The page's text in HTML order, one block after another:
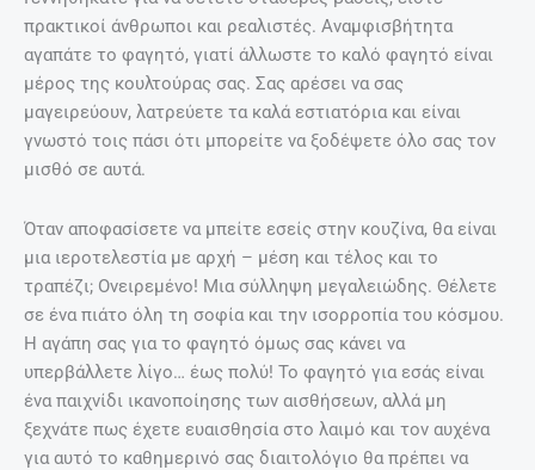
πρακτικοί άνθρωποι και ρεαλιστές. Αναμφισβήτητα
αγαπάτε το φαγητό, γιατί άλλωστε το καλό φαγητό είναι
μέρος της κουλτούρας σας. Σας αρέσει να σας
μαγειρεύουν, λατρεύετε τα καλά εστιατόρια και είναι
γνωστό τοις πάσι ότι μπορείτε να ξοδέψετε όλο σας τον
μισθό σε αυτά.
Όταν αποφασίσετε να μπείτε εσείς στην κουζίνα, θα είναι
μια ιεροτελεστία με αρχή – μέση και τέλος και το
τραπέζι; Ονειρεμένο! Μια σύλληψη μεγαλειώδης. Θέλετε
σε ένα πιάτο όλη τη σοφία και την ισορροπία του κόσμου.
Η αγάπη σας για το φαγητό όμως σας κάνει να
υπερβάλλετε λίγο… έως πολύ! Το φαγητό για εσάς είναι
ένα παιχνίδι ικανοποίησης των αισθήσεων, αλλά μη
ξεχνάτε πως έχετε ευαισθησία στο λαιμό και τον αυχένα
για αυτό το καθημερινό σας διαιτολόγιο θα πρέπει να